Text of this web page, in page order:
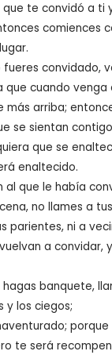
que te convidó a ti
comiences
fueres convidado,
que cuando
más arriba;
se sientan
que se
enaltecido.
al que le había
no llames a
parientes, ni a
a convidar,
hagas banquete,
y los ciegos;
te será